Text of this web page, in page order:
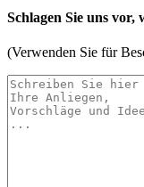
Schlagen Sie uns
(Verwenden Sie für